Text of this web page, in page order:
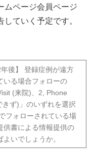
ムページ会員ページ
ていく予定です。
後】 登録症例が遠方
いる場合フォローの
(来院)、2, Phone
ず)」のいずれを選択
フォローされている場
供書による情報提供の
いでしょうか。